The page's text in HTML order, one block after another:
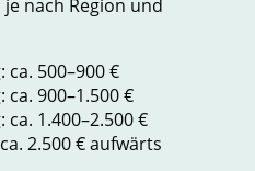
nach Region und
ca. 500–900 €
ca. 900–1.500 €
ca. 1.400–2.500 €
2.500 € aufwärts